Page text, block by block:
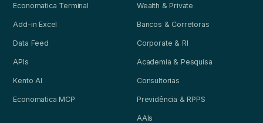
Economatica Terminal
Add-in Excel
Data Feed
APIs
Kento AI
Economatica MCP
Wealth & Private
Bancos & Corretoras
Corporate & RI
Academia & Pesquisa
Consultorias
Previdência & RPPS
AAIs